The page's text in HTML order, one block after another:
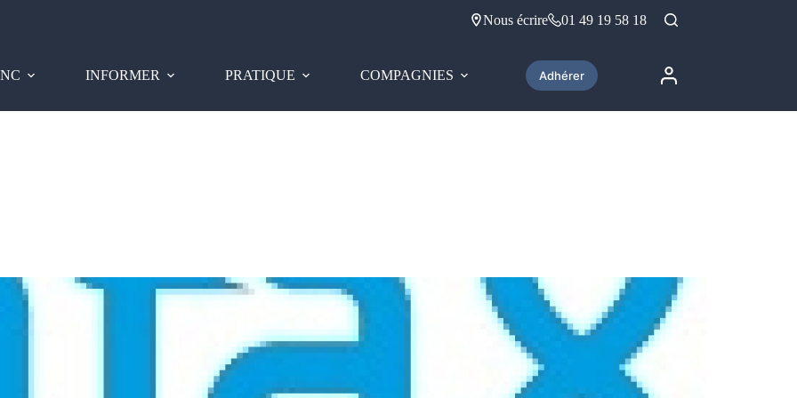
Nous écrire 01 49 19 58 18
INFORMER PRATIQUE COMPAGNIES Adhérer